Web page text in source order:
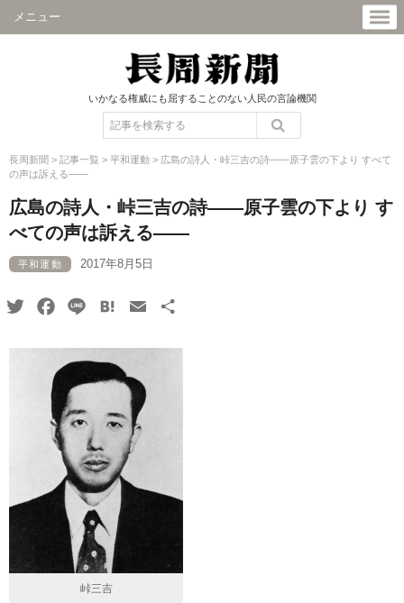
メニュー
いかなる権威にも屈することのない人民の言論機関
長周新聞 > 記事一覧 > 平和運動 > 広島の詩人・峠三吉の詩――原子雲の下より すべて
の声は訴える――
広島の詩人・峠三吉の詩――原子雲の下より す
べての声は訴える――
平和運動 2017年8月5日
TwitterFacebook
Line HatenaEmail
峠三吉